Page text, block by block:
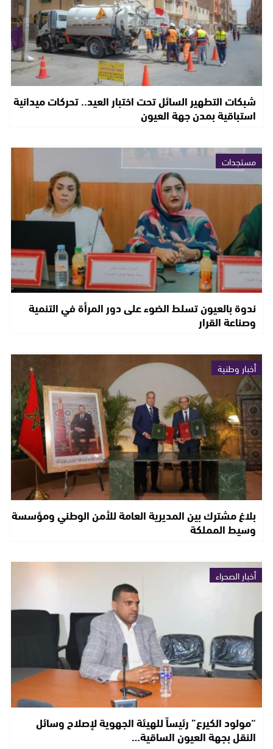
شبكات التطهير السائل تحت اختبار العيد.. تحركات ميدانية
استباقية بمدن جهة العيون
مستجدات
ندوة بالعيون تسلط الضوء على دور المرأة في التنمية
وصناعة القرار
أخبار وطنية
بلاغ مشترك بين المديرية العامة للأمن الوطني ومؤسسة
وسيط المملكة
أخبار الصحراء
“مولود الكيرع” رئيساً للهيئة الجهوية لإصلاح وسائل
النقل بجهة العيون الساقية…